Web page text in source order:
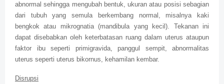
abnormal sehingga mengubah bentuk, ukuran atau posisi sebagian
dari tubuh yang semula berkembang normal, misalnya kaki
bengkok atau mikrognatia (mandibula yang kecil). Tekanan ini
dapat disebabkan oleh keterbatasan ruang dalam uterus ataupun
faktor ibu seperti primigravida, panggul sempit, abnormalitas
uterus seperti uterus bikornus, kehamilan kembar.
Disrupsi